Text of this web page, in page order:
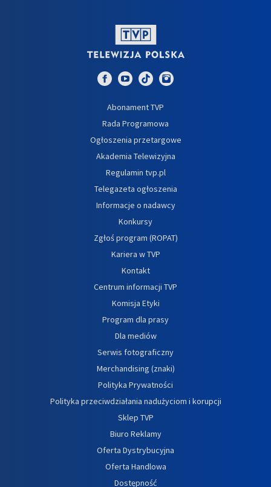
Abonament TVP
Rada Programowa
Ogłoszenia przetargowe
Akademia Telewizyjna
Regulamin tvp.pl
Telegazeta ogłoszenia
Informacje o nadawcy
Konkursy
Zgłoś program (ROPAT)
Kariera w TVP
Kontakt
Centrum informacji TVP
Komisja Etyki
Program dla prasy
Dla mediów
Serwis fotograficzny
Merchandising (znaki)
Polityka Prywatności
Polityka przeciwdziałania nadużyciom i korupcji
Sklep TVP
Biuro Reklamy
Oferta Dystrybucyjna
Oferta Handlowa
Dostępność